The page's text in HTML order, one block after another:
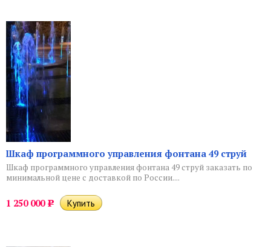
Шкаф программного управления фонтана 49 струй
Шкаф программного управления фонтана 49 струй заказать по
минимальной цене с доставкой по России....
1 250 000 Р